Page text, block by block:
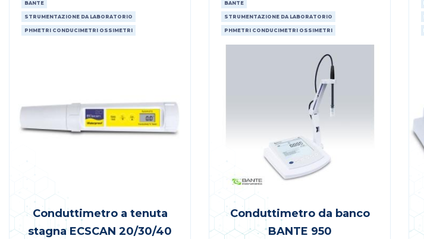
BANTE
STRUMENTAZIONE DA LABORATORIO
PHMETRI CONDUCIMETRI OSSIMETRI
Conduttimetro a tenuta
stagna ECSCAN 20/30/40
BANTE
STRUMENTAZIONE DA LABORATORIO
PHMETRI CONDUCIMETRI OSSIMETRI
Conduttimetro da banco
BANTE 950